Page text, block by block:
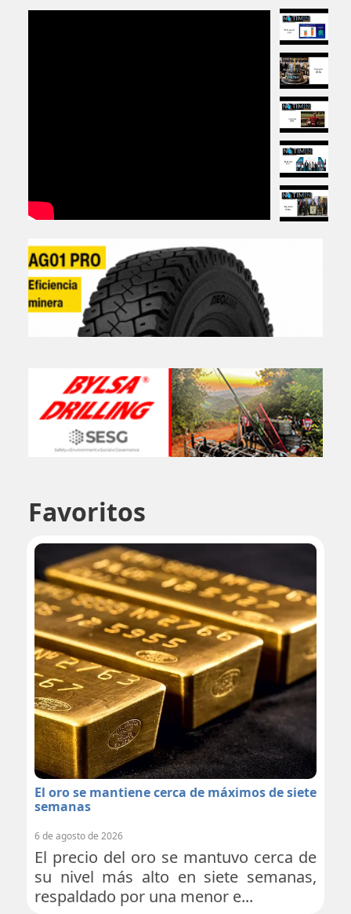
Favoritos
El oro se mantiene cerca de máximos de siete
semanas
6 de agosto de 2026
El precio del oro se mantuvo cerca de
su nivel más alto en siete semanas,
respaldado por una menor e...